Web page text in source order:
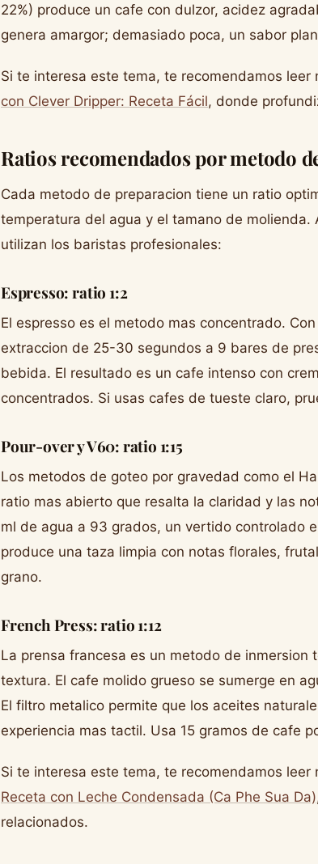
22%) produce un cafe con dulzor, acidez
genera amargor; demasiado poca, un sabor
Si te interesa este tema, te recomendamos leer
con Clever Dripper: Receta Fácil, donde
Ratios recomendados por metodo
Cada metodo de preparacion tiene un ratio
temperatura del agua y el tamano de
utilizan los baristas profesionales:
Espresso: ratio 1:2
El espresso es el metodo mas concentrado.
extraccion de 25-30 segundos a 9 bares de
bebida. El resultado es un cafe intenso con
concentrados. Si usas cafes de tueste claro,
Pour-over y V60: ratio 1:15
Los metodos de goteo por gravedad como el
ratio mas abierto que resalta la claridad y las
ml de agua a 93 grados, un vertido controlado
produce una taza limpia con notas florales,
grano.
French Press: ratio 1:12
La prensa francesa es un metodo de
textura. El cafe molido grueso se sumerge en
El filtro metalico permite que los aceites
experiencia mas tactil. Usa 15 gramos de cafe
Si te interesa este tema, te recomendamos leer
Receta con Leche Condensada (Ca Phe Sua Da)
relacionados.